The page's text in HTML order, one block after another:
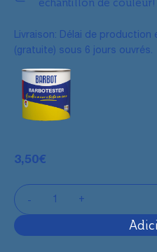
Livraison: Délai de production
(gratuite) sous 6 jours ouvrés.
3,50€